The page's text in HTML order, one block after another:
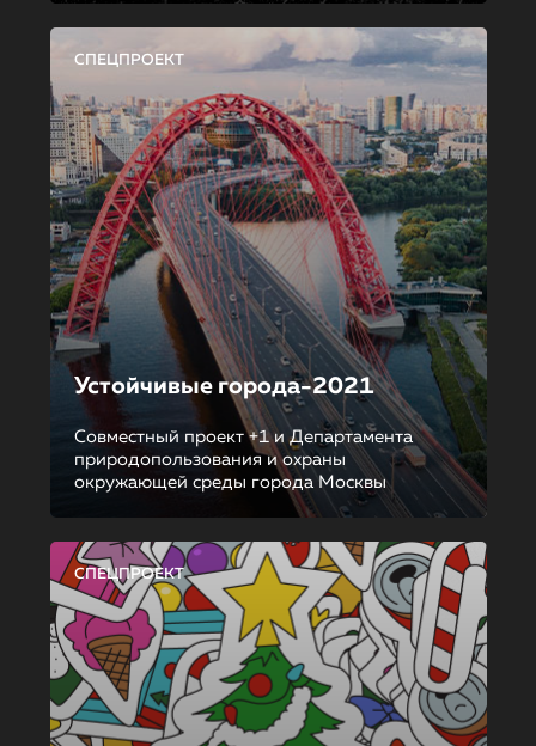
СПЕЦПРОЕКТ
Устойчивые города-2021
Совместный проект +1 и Департамента
природопользования и охраны
окружающей среды города Москвы
СПЕЦПРОЕКТ